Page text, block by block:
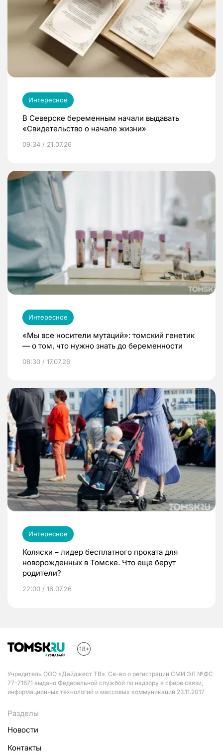
Интересное
В Северске беременным начали выдавать
«Свидетельство о начале жизни»
09:34 / 21.07.26
Интересное
«Мы все носители мутаций»: томский генетик
— о том, что нужно знать до беременности
08:30 / 17.07.26
Интересное
Коляски – лидер бесплатного проката для
новорожденных в Томске. Что еще берут
родители?
22:00 / 16.07.26
Учредитель ООО «Дайджест ТВ». Св-во о регистрации СМИ ЭЛ №ФС
77-71671 выдано Федеральной службой по надзору в сфере связи,
информационных технологий и массовых коммуникаций 23.11.2017
Разделы
Новости
Контакты